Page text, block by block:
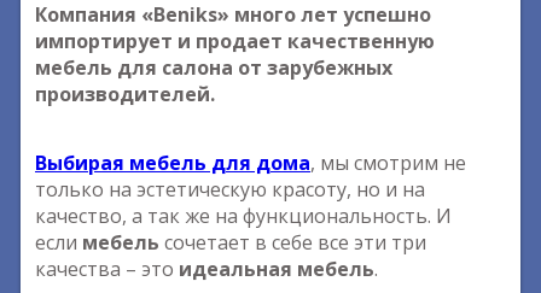
Компания «Beniks» много лет успешно
импортирует и продает качественную
мебель для салона от зарубежных
производителей.
Выбирая мебель для дома, мы смотрим не
только на эстетическую красоту, но и на
качество, а так же на функциональность. И
если мебель сочетает в себе все эти три
качества – это идеальная мебель.